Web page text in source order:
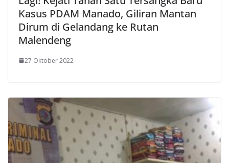
Kasus PDAM Manado, Giliran Mantan
Dirum di Gelandang ke Rutan
Malendeng
27 Oktober 2022